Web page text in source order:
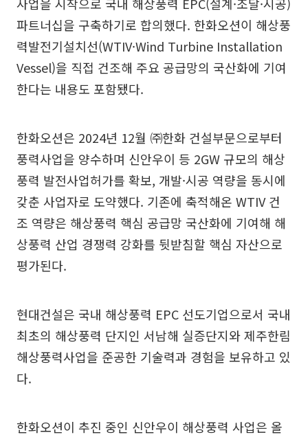
사업을 시작으로 국내 해상풍력 EPC(설계·조달·시공)
파트너십을 구축하기로 합의했다. 한화오션이 해상풍
력발전기설치선(WTIV·Wind Turbine Installation
Vessel)을 직접 건조해 주요 공급망의 국산화에 기여
한다는 내용도 포함됐다.
한화오션은 2024년 12월 ㈜한화 건설부문으로부터
풍력사업을 양수하며 신안우이 등 2GW 규모의 해상
풍력 발전사업허가를 확보, 개발·시공 역량을 동시에
갖춘 사업자로 도약했다. 기존에 축적해온 WTIV 건
조 역량은 해상풍력 핵심 공급망 국산화에 기여해 해
상풍력 산업 경쟁력 강화를 뒷받침할 핵심 자산으로
평가된다.
현대건설은 국내 해상풍력 EPC 선도기업으로서 국내
최초의 해상풍력 단지인 서남해 실증단지와 제주한림
해상풍력사업을 준공한 기술력과 경험을 보유하고 있
다.
한화오션이 추진 중인 신안우이 해상풍력 사업은 올